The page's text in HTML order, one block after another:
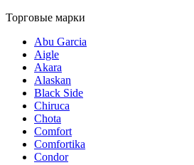
Торговые марки
Abu Garcia
Aigle
Akara
Alaskan
Black Side
Chiruca
Chota
Comfort
Comfortika
Condor